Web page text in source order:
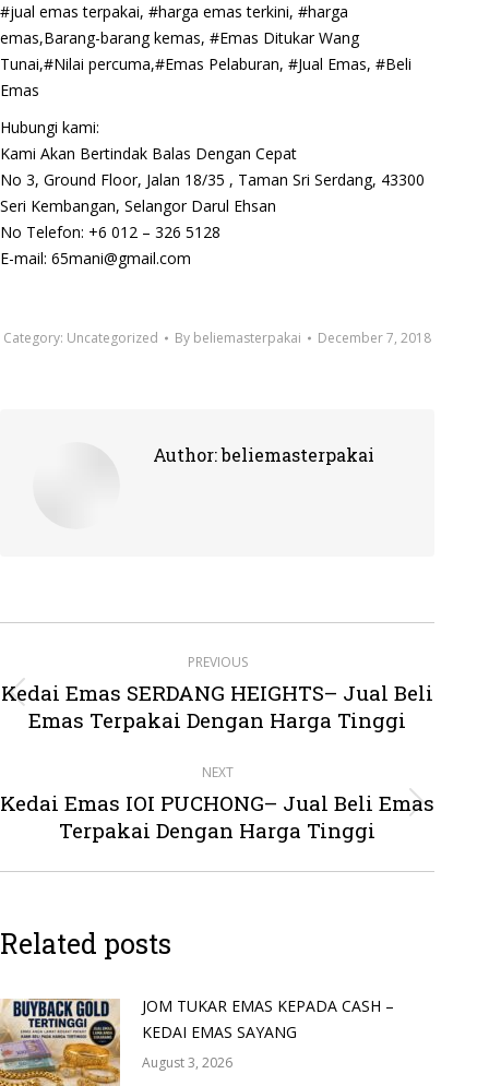
#jual emas terpakai, #harga emas terkini, #harga
emas,Barang-barang kemas, #Emas Ditukar Wang
Tunai,#Nilai percuma,#Emas Pelaburan, #Jual Emas, #Beli
Emas
Hubungi kami:
Kami Akan Bertindak Balas Dengan Cepat
No 3, Ground Floor, Jalan 18/35 , Taman Sri Serdang, 43300
Seri Kembangan, Selangor Darul Ehsan
No Telefon: +6 012 – 326 5128
E-mail: 65mani@gmail.com
Category: Uncategorized By beliemasterpakai December 7, 2018
Author:beliemasterpakai
navigation
PREVIOUS
Previous
post:
Kedai Emas SERDANG HEIGHTS– Jual Beli
Emas Terpakai Dengan Harga Tinggi
NEXT
Next
post:
Kedai Emas IOI PUCHONG– Jual Beli Emas
Terpakai Dengan Harga Tinggi
Related posts
JOM TUKAR EMAS KEPADA CASH –
KEDAI EMAS SAYANG
August 3, 2026